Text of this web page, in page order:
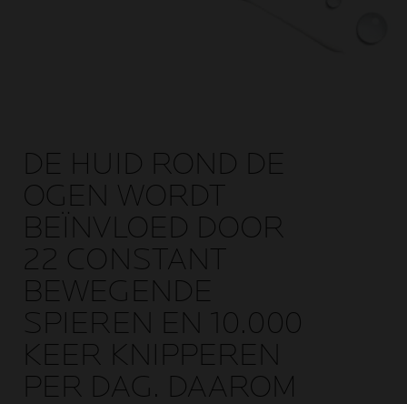
DE HUID ROND DE
OGEN WORDT
BEÏNVLOED DOOR
22 CONSTANT
BEWEGENDE
SPIEREN EN 10.000
KEER KNIPPEREN
PER DAG. DAAROM